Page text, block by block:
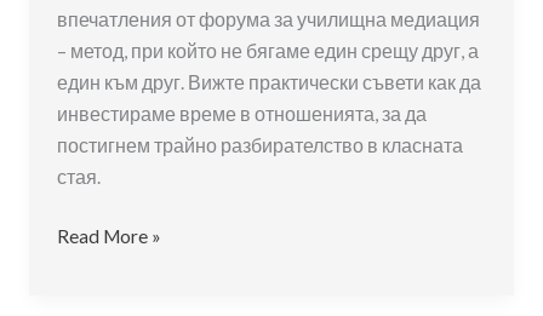
впечатления от форума за училищна медиация
– метод, при който не бягаме един срещу друг, а
един към друг. Вижте практически съвети как да
инвестираме време в отношенията, за да
постигнем трайно разбирателство в класната
стая.
Медиация
Read More »